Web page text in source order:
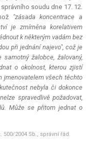
soudu dne 17. 12.
"zásada koncentrace a
je zmírněna korelativem
k některým vadám bez
při jednání najevo", což je
žalobce, žalovaný,
o okolnost, kterou zjistí
jmenovatelem všech těchto
nebyla či dokonce
spravedlivě požadovat,
Může se přitom jednat o
2004 Sb., správní řád.